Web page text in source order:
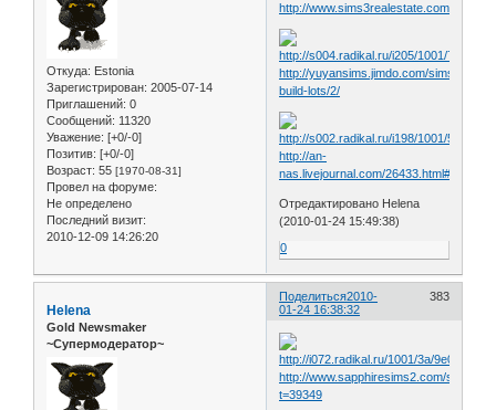
Откуда: Estonia
Зарегистрирован: 2005-07-14
Приглашений: 0
Сообщений: 11320
Уважение: [+0/-0]
Позитив: [+0/-0]
Возраст: 55 [1970-08-31]
Провел на форуме:
Не определено
Последний визит:
2010-12-09 14:26:20
http://www.sims3realestate.com/
http://yuyansims.jimdo.com/sims2/
build-lots/2/
http://an-
nas.livejournal.com/26433.html#cutid1
Отредактировано Helena
(2010-01-24 15:49:38)
0
Поделиться 383
2010-
01-24 16:38:32
Helena
Gold Newsmaker
~Супермодератор~
http://www.sapphiresims2.com/
t=39349